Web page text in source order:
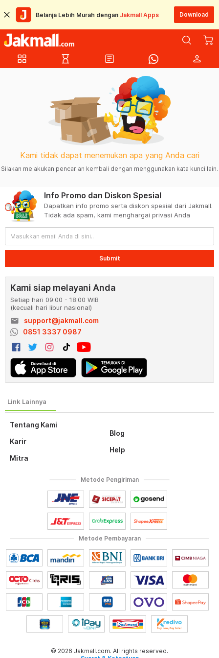
Belanja Lebih Murah dengan Jakmall Apps Download
grid_view hourglass_empty article person
Kami tidak dapat menemukan apa yang Anda cari
Silakan melakukan pencarian kembali dengan menggunakan kata kunci lain.
Tentang Kami
Karir
Mitra
Blog
Help
Info Promo dan Diskon Spesial
Dapatkan info promo serta diskon spesial dari Jakmall.
Tidak ada spam, kami menghargai privasi Anda
Submit
Kami siap melayani Anda
Setiap hari 09:00 - 18:00 WIB
(kecuali hari libur nasional)
email
support@jakmall.com
0851 3337 0987
Metode Pembayaran
Metode Pengiriman
© 2026 Jakmall.com. All rights reserved.